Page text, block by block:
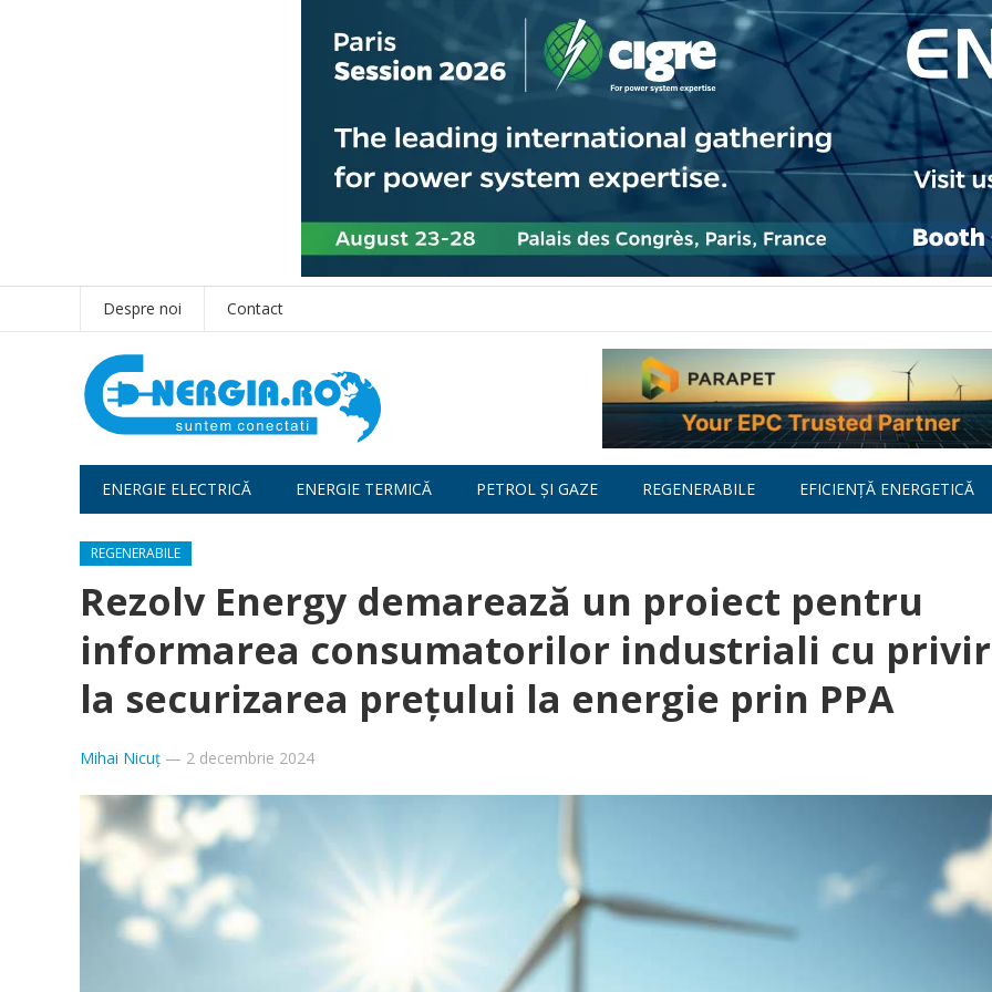
Despre noi Contact
ENERGIE ELECTRICĂ ENERGIE TERMICĂ PETROL ȘI GAZE REGENERABILE EFICIENȚĂ ENERGETICĂ
REGENERABILE
Rezolv Energy demarează un proiect pentru
informarea consumatorilor industriali cu
la securizarea prețului la energie prin PPA
Mihai Nicuț — 2 decembrie 2024